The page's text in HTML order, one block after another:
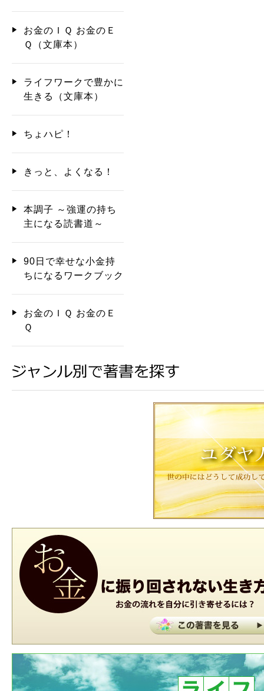
お金のＩＱ お金のＥ
Ｑ（文庫本）
ライフワークで豊かに
生きる（文庫本）
ちょハピ！
きっと、よくなる！
本調子 ～強運の持ち
主になる読書道～
90日で幸せな小金持
ちになるワークブック
お金のＩＱ お金のＥ
Ｑ